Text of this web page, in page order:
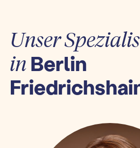
Unser
in Berlin